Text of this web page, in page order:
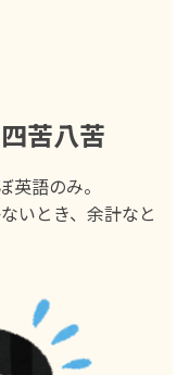
苦八苦
英語のみ。
いとき、余計なと